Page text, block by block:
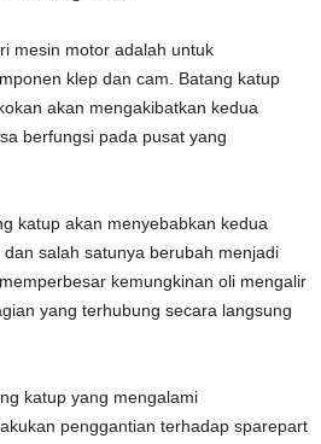
mesin motor adalah untuk
klep dan cam. Batang katup
akan mengakibatkan kedua
berfungsi pada pusat yang
katup akan menyebabkan kedua
salah satunya berubah menjadi
kemungkinan oli mengalir
yang terhubung secara langsung
katup yang mengalami
penggantian terhadap sparepart